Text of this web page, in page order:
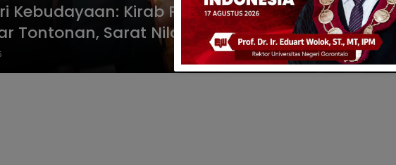
Kebudayaan: Kirab Pusaka Malam 1 Suro, Bukan
Tontonan, Sarat Nilai Budaya dan Spiritual